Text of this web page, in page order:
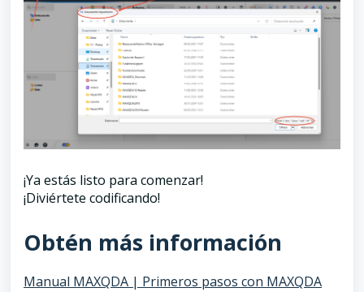
¡Ya estás listo para comenzar!
¡Diviértete codificando!
Obtén más información
Manual MAXQDA | Primeros pasos con MAXQDA